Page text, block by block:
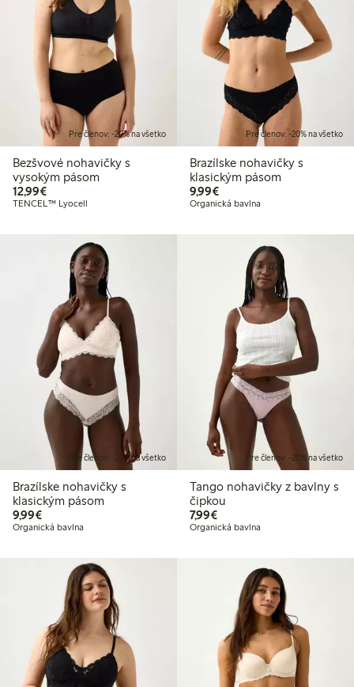
Pre členov: -20% na všetko
Bezšvové nohavičky s
vysokým pásom
12,99€12,99 €
TENCEL™ Lyocell
Pre členov: -20% na všetko
Brazílske nohavičky s
klasickým pásom
9,99€9,99 €
Organická bavlna
Pre členov: -20% na všetko
Brazílske nohavičky s
klasickým pásom
9,99€9,99 €
Organická bavlna
Pre členov: -20% na všetko
Tango nohavičky z bavlny s
čipkou
7,99€7,99 €
Organická bavlna